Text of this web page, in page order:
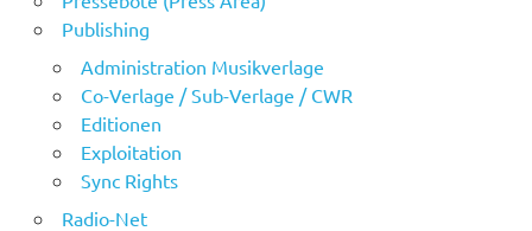
Publishing
Administration Musikverlage
Co-Verlage / Sub-Verlage / CWR
Editionen
Exploitation
Sync Rights
Radio-Net